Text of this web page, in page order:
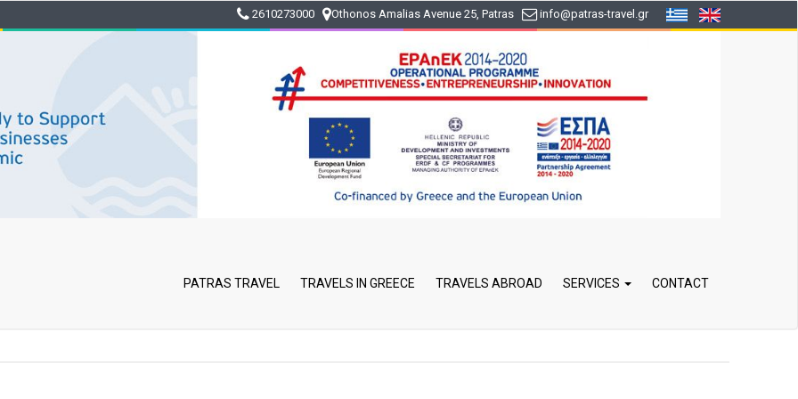
2610273000 Othonos Amalias Avenue 25, Patras info@patras-travel .gr
PATRAS TRAVEL TRAVELS IN GREECE TRAVELS ABROAD SERVICES CONTACT